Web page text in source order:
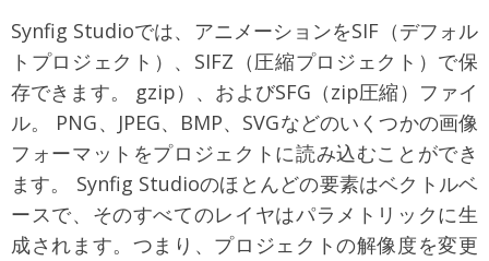
Synfig Studioでは、アニメーションをSIF（デフォル
トプロジェクト）、SIFZ（圧縮プロジェクト）で保
存できます。 gzip）、およびSFG（zip圧縮）ファイ
ル。 PNG、JPEG、BMP、SVGなどのいくつかの画像
フォーマットをプロジェクトに読み込むことができ
ます。 Synfig Studioのほとんどの要素はベクトルベ
ースで、そのすべてのレイヤはパラメトリックに生
成されます。つまり、プロジェクトの解像度を変更